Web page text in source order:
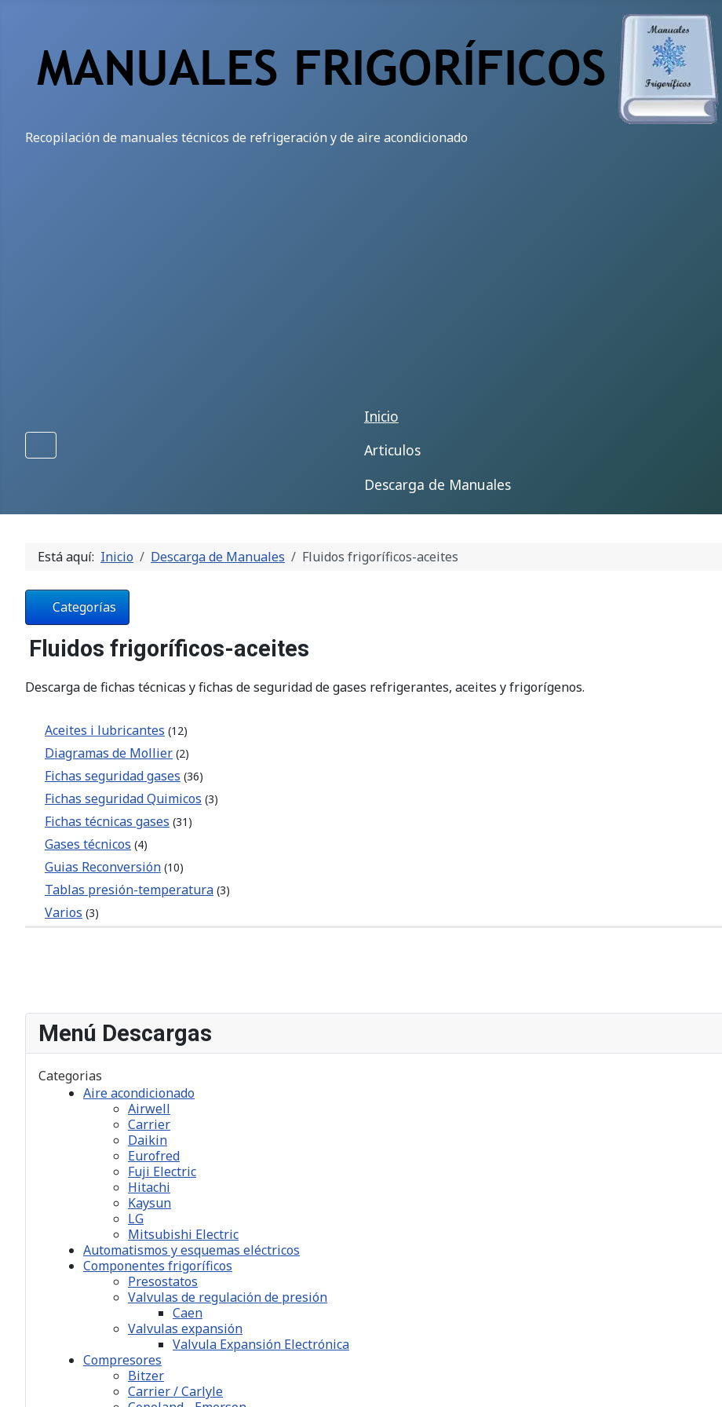
Recopilación de manuales técnicos de refrigeración y de aire acondicionado
Inicio
Articulos
Descarga de Manuales
Está aquí: Inicio Descarga de Manuales Fluidos frigoríficos-aceites
Categorías
Fluidos frigoríficos-aceites
Descarga de fichas técnicas y fichas de seguridad de gases refrigerantes, aceites y frigorígenos.
Aceites i lubricantes (12)
Diagramas de Mollier (2)
Fichas seguridad gases (36)
Fichas seguridad Quimicos (3)
Fichas técnicas gases (31)
Gases técnicos (4)
Guias Reconversión (10)
Tablas presión-temperatura (3)
Varios (3)
Menú Descargas
Categorias
Aire acondicionado
Airwell
Carrier
Daikin
Eurofred
Fuji Electric
Hitachi
Kaysun
LG
Mitsubishi Electric
Automatismos y esquemas eléctricos
Componentes frigoríficos
Presostatos
Valvulas de regulación de presión
Caen
Valvulas expansión
Valvula Expansión Electrónica
Compresores
Bitzer
Carrier / Carlyle